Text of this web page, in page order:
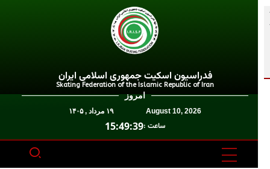
فدراسیون اسکیت جمهوری اسلامی ایران
Skating Federation of the Islamic Republic of Iran
امروز
August 10, 2026
ساعت :15:49:39